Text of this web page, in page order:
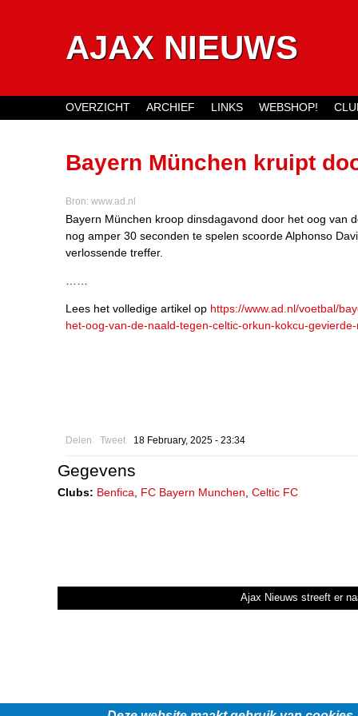
AJAX NIEUWS
Bayern München kruipt
Orkun Kokcü gevierde
Bron: www.ad.nl
Bayern München kroop dinsdagavond door het oog van
nog amper 30 seconden te spelen scoorde Alphonso
verlossende treffer.
Lees het volledige artikel op https://www.ad.nl/voetbal/
het-oog-van-de-naald-tegen-celtic-orkun-kokcu-
Delen Tweet 18 February, 2025 - 23:34
Gegevens
Clubs: Benfica FC Bayern Munchen Celtic FC
OVERZICHT ARCHIEF LINKS WEBSHOP!
Ajax Nieuws streeft er